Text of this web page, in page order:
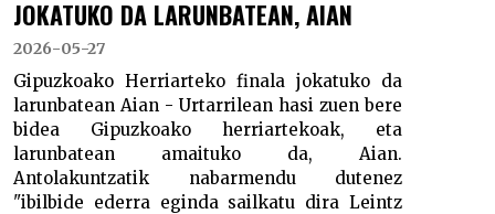
JOKATUKO DA LARUNBATEAN, AIAN
2026-05-27
Gipuzkoako Herriarteko finala jokatuko da
larunbatean Aian - Urtarrilean hasi zuen bere
bidea Gipuzkoako herriartekoak, eta
larunbatean amaituko da, Aian.
Antolakuntzatik nabarmendu dutenez
"ibilbide ederra eginda sailkatu dira Leintz